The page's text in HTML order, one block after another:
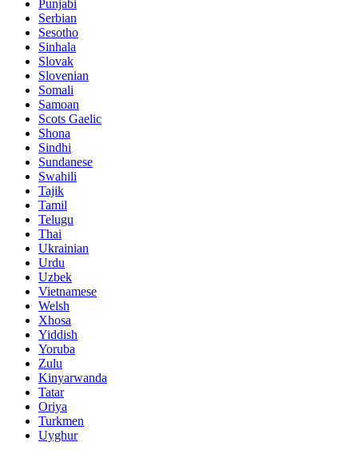
Punjabi
Serbian
Sesotho
Sinhala
Slovak
Slovenian
Somali
Samoan
Scots Gaelic
Shona
Sindhi
Sundanese
Swahili
Tajik
Tamil
Telugu
Thai
Ukrainian
Urdu
Uzbek
Vietnamese
Welsh
Xhosa
Yiddish
Yoruba
Zulu
Kinyarwanda
Tatar
Oriya
Turkmen
Uyghur